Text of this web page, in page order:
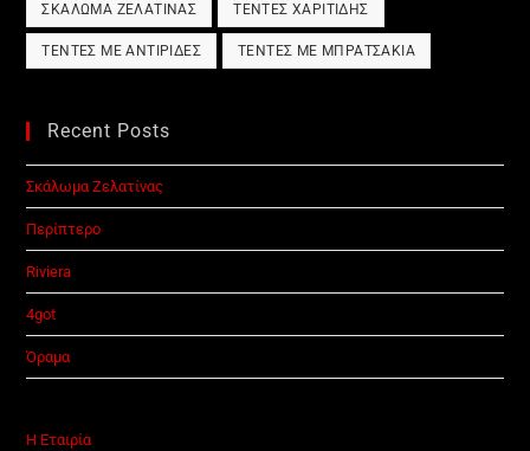
ΣΚΆΛΩΜΑ ΖΕΛΑΤΊΝΑΣ ΤΈΝΤΕΣ ΧΑΡΙΤΊΔΗΣ
ΤΈΝΤΕΣ ΜΕ ΑΝΤΙΡΊΔΕΣ ΤΈΝΤΕΣ ΜΕ ΜΠΡΑΤΣΆΚΙΑ
Recent Posts
Σκάλωμα Ζελατίνας
Περίπτερο
Riviera
4got
Όραμα
Η Εταιρία